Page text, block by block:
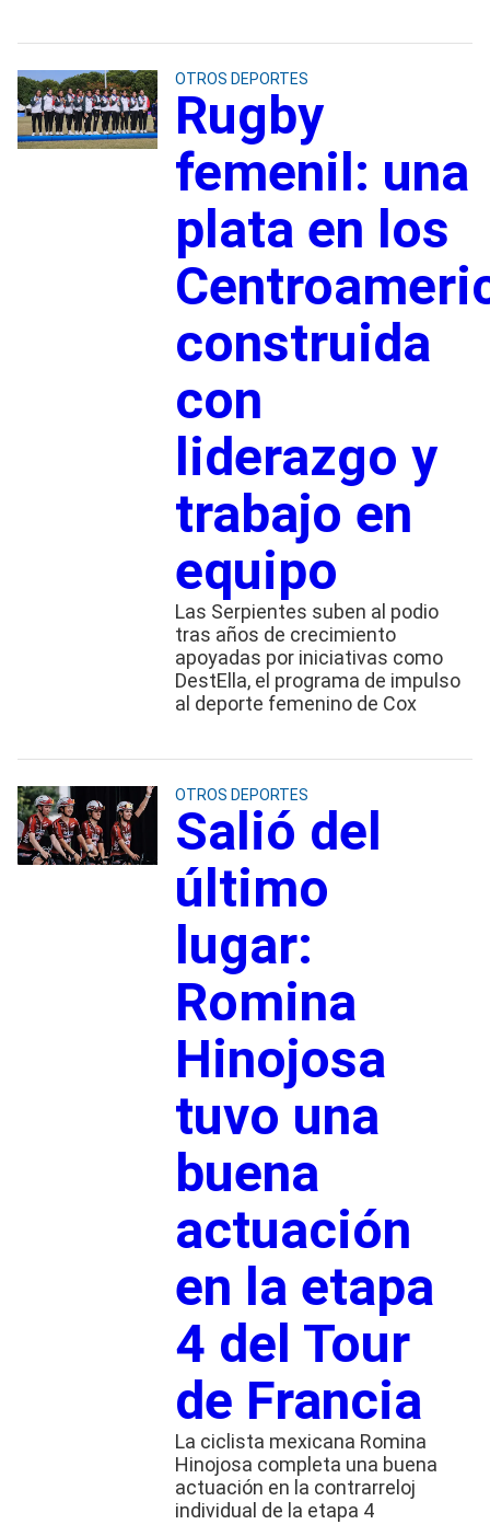
OTROS DEPORTES
Rugby
femenil: una
plata en los
construida
con
liderazgo y
trabajo en
equipo
Las Serpientes suben al podio
tras años de crecimiento
apoyadas por iniciativas como
DestElla, el programa de impulso
al deporte femenino de Cox
OTROS DEPORTES
Salió del
último
lugar:
Romina
Hinojosa
tuvo una
buena
actuación
en la etapa
4 del Tour
de Francia
La ciclista mexicana Romina
Hinojosa completa una buena
actuación en la contrarreloj
individual de la etapa 4